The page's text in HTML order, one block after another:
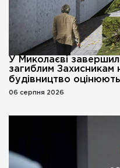
У Миколаєві
загиблим
будівництво
06 серпня 2026